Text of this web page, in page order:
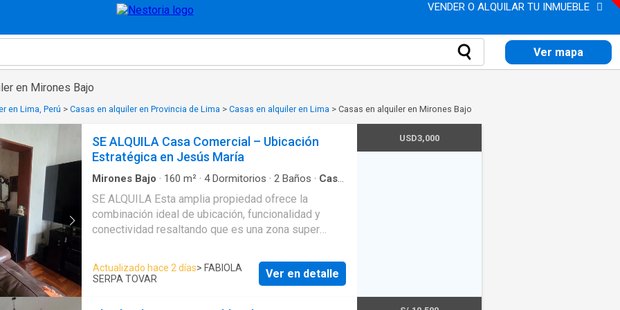
VENDER O ALQUILAR TU INMUEBLE
Ver mapa
en Mirones Bajo
en Lima, Perú > Casas en alquiler en Provincia de Lima > Casas en alquiler en Lima > Casas en alquiler en Mirones Bajo
SE ALQUILA Casa Comercial – Ubicación
Estratégica en Jesús María
Mirones Bajo · 160 m² · 4Dormitorios · 2 Baños · Casa
Cuarto de servicio
SE ALQUILA Esta amplia propiedad ofrece la
combinación ideal de ubicación, funcionalidad y
conectividad resaltando que es una zona super
administrativas, consultorios, estudios
profesionales, centros de capacitación o empresas
de servicios. Ubicación privilegiada Situada en el
Actualizado hace 2 días> FABIOLA
SERPA TOVAR
Ver en detalle
USD3,000